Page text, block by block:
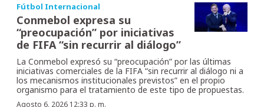
Fútbol Internacional
Conmebol expresa su
“preocupación” por iniciativas
de FIFA “sin recurrir al diálogo”
La Conmebol expresó su “preocupación” por las últimas
iniciativas comerciales de la FIFA “sin recurrir al diálogo ni a
los mecanismos institucionales previstos” en el propio
organismo para el tratamiento de este tipo de propuestas.
Agosto 6, 2026 12:33 p. m.